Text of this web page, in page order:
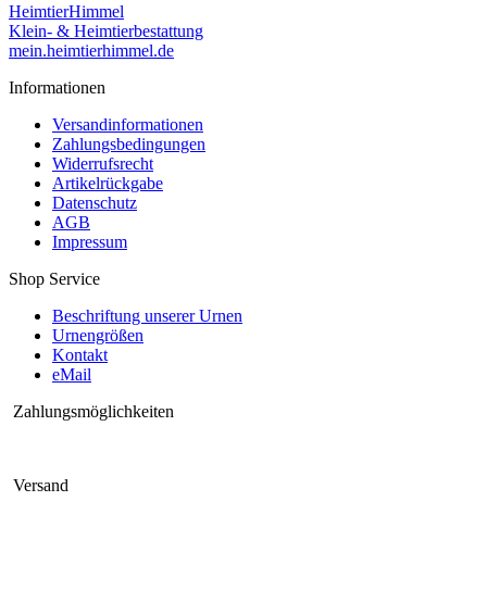
HeimtierHimmel
Klein- & Heimtierbestattung
mein.heimtierhimmel.de
Informationen
Versandinformationen
Zahlungsbedingungen
Widerrufsrecht
Artikelrückgabe
Datenschutz
AGB
Impressum
Shop Service
Beschriftung unserer Urnen
Urnengrößen
Kontakt
eMail
Zahlungsmöglichkeiten
Versand